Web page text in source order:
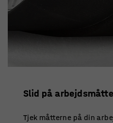
Slid på
Tjek måtterne på din